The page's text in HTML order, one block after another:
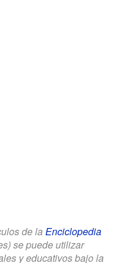
de la Enciclopedia
se puede utilizar
y educativos bajo la